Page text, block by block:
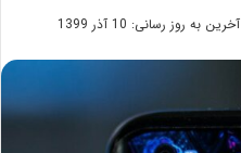
آخرین به روز رسانی: 10 آذر 1399